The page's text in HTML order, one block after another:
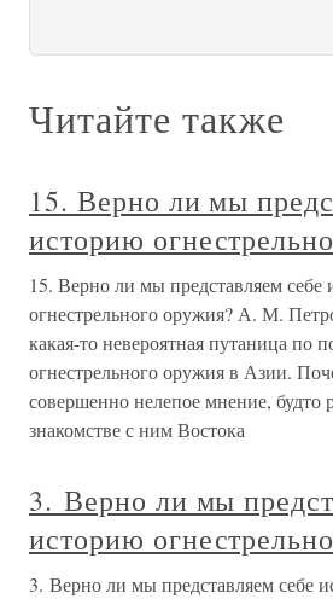
Читайте также
15. Верно ли мы
историю
15. Верно ли мы представляем себе
огнестрельного оружия? А. М.
какая-то невероятная путаница по
огнестрельного оружия в Азии.
совершенно нелепое мнение, будто
знакомстве с ним Востока
3. Верно ли мы
историю
3. Верно ли мы представляем себе